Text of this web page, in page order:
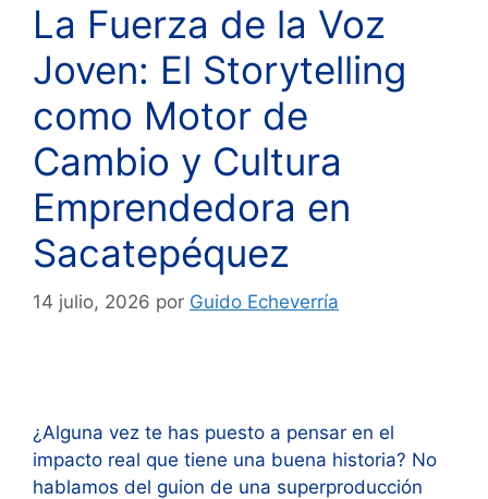
La Fuerza de la Voz
Joven: El Storytelling
como Motor de
Cambio y Cultura
Emprendedora en
Sacatepéquez
14 julio, 2026 por Guido Echeverría
¿Alguna vez te has puesto a pensar en el
impacto real que tiene una buena historia? No
hablamos del guion de una superproducción